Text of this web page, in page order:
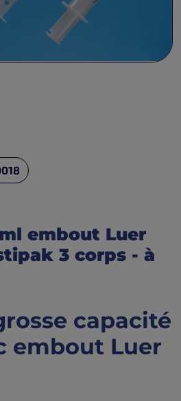
embout Luer
3 corps - à
capacité
embout Luer